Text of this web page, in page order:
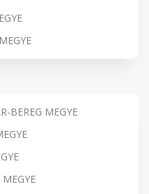
BEREG MEGYE